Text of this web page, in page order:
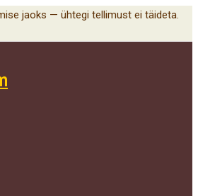
jaoks — ühtegi tellimust ei täideta.
Menu
Toggle
Menu
Toggle
Menu
Toggle